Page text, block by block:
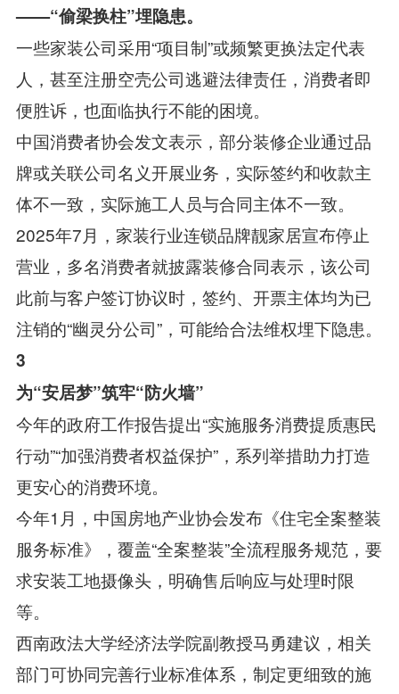
——“偷梁换柱”埋隐患。
一些家装公司采用“项目制”或频繁更换法定代表
人，甚至注册空壳公司逃避法律责任，消费者即
便胜诉，也面临执行不能的困境。
中国消费者协会发文表示，部分装修企业通过品
牌或关联公司名义开展业务，实际签约和收款主
体不一致，实际施工人员与合同主体不一致。
2025年7月，家装行业连锁品牌靓家居宣布停止
营业，多名消费者就披露装修合同表示，该公司
此前与客户签订协议时，签约、开票主体均为已
注销的“幽灵分公司”，可能给合法维权埋下隐患。
3
为“安居梦”筑牢“防火墙”
今年的政府工作报告提出“实施服务消费提质惠民
行动”“加强消费者权益保护”，系列举措助力打造
更安心的消费环境。
今年1月，中国房地产业协会发布《住宅全案整装
服务标准》，覆盖“全案整装”全流程服务规范，要
求安装工地摄像头，明确售后响应与处理时限
等。
西南政法大学经济法学院副教授马勇建议，相关
部门可协同完善行业标准体系，制定更细致的施